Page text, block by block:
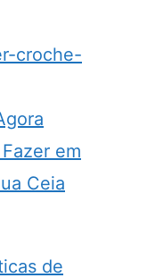
croche-
em
Ceia
de